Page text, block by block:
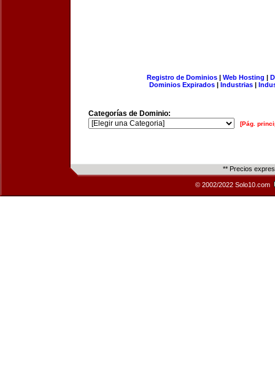
Registro de Dominios| Web Hosting |
Dominios Expirados | Industrias |
Categorías de Dominio:
[Pág.
** Precios
© 2002/2022 Solo10.com